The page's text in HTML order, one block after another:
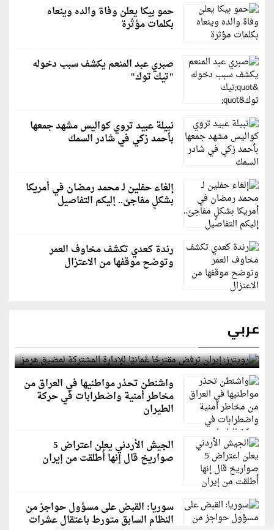
حمو بيكا يعلن وفاة والده وينعاه
بكلمات مؤثرة
صبري عبد المنعم يكشف سبب دخوله
"تيك توك"
نبيلة عبيد تروي كواليس مشهد جمعها
بأحمد زكي في شادر السمك
إلغاء حفلين لـ محمد رمضان في أمريكا
بشكلٍ مفاجئ.. إليكم التفاصيل
رندة كعدي تكشف مخاوف العمر
وتوضح موقفها من الاعتزال
عربي
رويترز: إيران ترفض مقترحًا عُمانيًا للإدارة المشتركة
لمضيق هرمز
واشنطن تحذر مواطنيها في العراق من
مخاطر أمنية واضطرابات في حركة
الطيران
الجيش الأردني يعلن اعتراض 5
صواريخ قال إنها أُطلقت من إيران
سوريا: القبض على مسؤول حواجز من
النظام السابق متورط باعتقال عشرات